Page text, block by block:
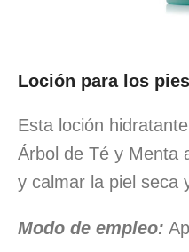
Loción para los
Esta loción
Árbol de Té y Menta
y calmar la piel seca
Modo de empleo: